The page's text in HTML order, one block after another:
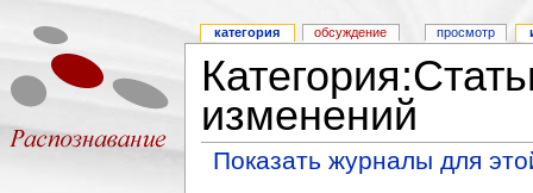
изменений
Показать журналы для
категория обсуждение просмотр